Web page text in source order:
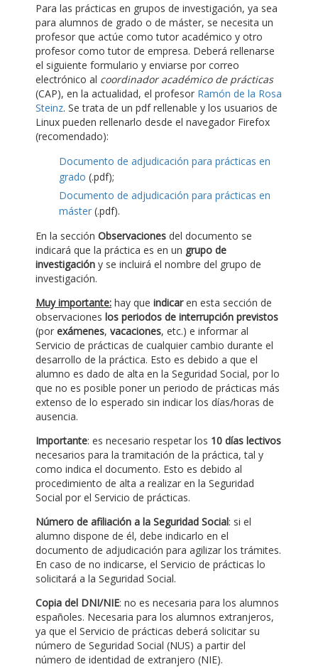
Para las prácticas en grupos de investigación, ya sea
para alumnos de grado o de máster, se necesita un
profesor que actúe como tutor académico y otro
profesor como tutor de empresa. Deberá rellenarse
el siguiente formulario y enviarse por correo
electrónico al coordinador académico de prácticas
(CAP), en la actualidad, el profesor Ramón de la Rosa
Steinz. Se trata de un pdf rellenable y los usuarios de
Linux pueden rellenarlo desde el navegador Firefox
(recomendado):
Documento de adjudicación para prácticas en
grado (.pdf);
Documento de adjudicación para prácticas en
máster (.pdf).
En la sección Observaciones del documento se
indicará que la práctica es en un grupo de
investigación y se incluirá el nombre del grupo de
investigación.
Muy importante: hay que indicaren esta sección de
observaciones los periodos de interrupción previstos
(por exámenes, vacaciones, etc.) e informar al
Servicio de prácticas de cualquier cambio durante el
desarrollo de la práctica. Esto es debido a que el
alumno es dado de alta en la Seguridad Social, por lo
que no es posible poner un periodo de prácticas más
extenso de lo esperado sin indicar los días/horas de
ausencia.
Importante: es necesario respetar los 10 días lectivos
necesarios para la tramitación de la práctica, tal y
como indica el documento. Esto es debido al
procedimiento de alta a realizar en la Seguridad
Social por el Servicio de prácticas.
Número de afiliación a la Seguridad Social: si el
alumno dispone de él, debe indicarlo en el
documento de adjudicación para agilizar los trámites.
En caso de no indicarse, el Servicio de prácticas lo
solicitará a la Seguridad Social.
Copia del DNI/NIE: no es necesaria para los alumnos
españoles. Necesaria para los alumnos extranjeros,
ya que el Servicio de prácticas deberá solicitar su
número de Seguridad Social (NUS) a partir del
número de identidad de extranjero (NIE).